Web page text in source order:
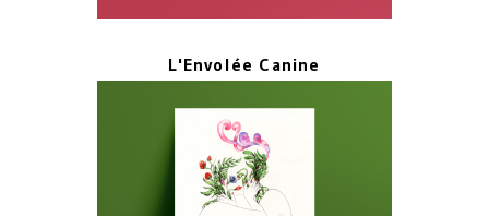
L'Envolée Canine